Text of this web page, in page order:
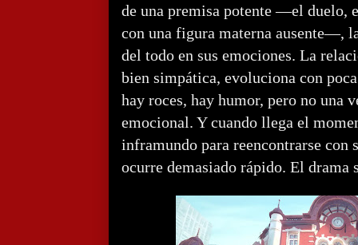
de una premisa potente —el duelo,
con una figura materna ausente—,
del todo en sus emociones. La
bien simpática, evoluciona con
hay roces, hay humor, pero no una
emocional. Y cuando llega el
inframundo para reencontrarse con
ocurre demasiado rápido. El drama